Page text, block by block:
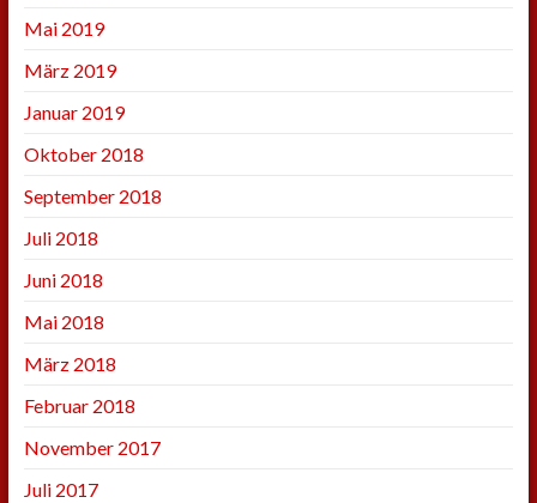
Mai 2019
März 2019
Januar 2019
Oktober 2018
September 2018
Juli 2018
Juni 2018
Mai 2018
März 2018
Februar 2018
November 2017
Juli 2017